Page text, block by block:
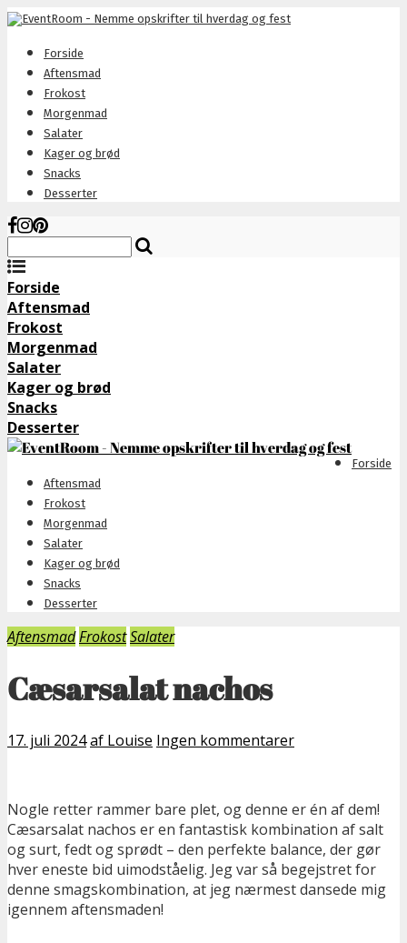
Forside
Aftensmad
Frokost
Morgenmad
Salater
Kager og brød
Snacks
Desserter
Forside
Aftensmad
Frokost
Morgenmad
Salater
Kager og brød
Snacks
Desserter
Forside
Aftensmad
Frokost
Morgenmad
Salater
Kager og brød
Snacks
Desserter
AftensmadFrokostSalater
Cæsarsalat nachos
17. juli 2024af Louise Ingen kommentarer
Nogle retter rammer bare plet, og denne er én af dem!
Cæsarsalat nachos er en fantastisk kombination af salt
og surt, fedt og sprødt – den perfekte balance, der gør
hver eneste bid uimodståelig. Jeg var så begejstret for
denne smagskombination, at jeg nærmest dansede mig
igennem aftensmaden!